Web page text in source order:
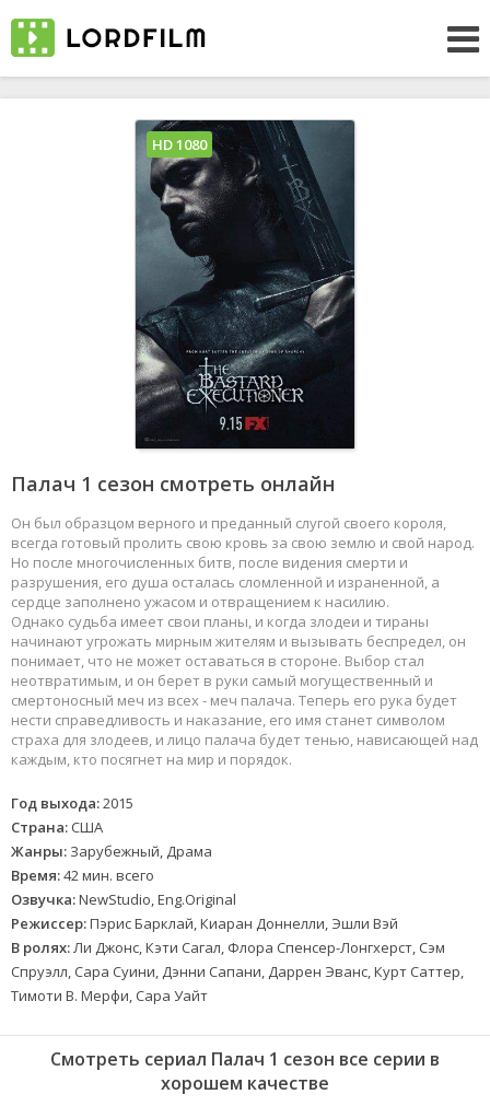
Палач 1 сезон смотреть онлайн
Он был образцом верного и преданный слугой своего короля,
всегда готовый пролить свою кровь за свою землю и свой народ.
Но после многочисленных битв, после видения смерти и
разрушения, его душа осталась сломленной и израненной, а
сердце заполнено ужасом и отвращением к насилию.
Однако судьба имеет свои планы, и когда злодеи и тираны
начинают угрожать мирным жителям и вызывать беспредел, он
понимает, что не может оставаться в стороне. Выбор стал
неотвратимым, и он берет в руки самый могущественный и
смертоносный меч из всех - меч палача. Теперь его рука будет
нести справедливость и наказание, его имя станет символом
страха для злодеев, и лицо палача будет тенью, нависающей над
каждым, кто посягнет на мир и порядок.
Год выхода:2015
Страна: США
Жанры: Зарубежный, Драма
Время:42 мин. всего
Озвучка:NewStudio, Eng.Original
Режиссер:Пэрис Барклай, Киаран Доннелли, Эшли Вэй
В ролях:Ли Джонс, Кэти Сагал, Флора Спенсер-Лонгхерст, Сэм
Спруэлл, Сара Суини, Дэнни Сапани, Даррен Эванс, Курт Саттер,
Тимоти В. Мерфи, Сара Уайт
HD 1080
Смотреть сериал Палач 1 сезон все серии в
хорошем качестве